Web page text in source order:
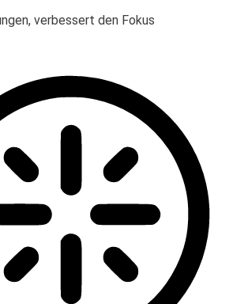
verbessert den Fokus